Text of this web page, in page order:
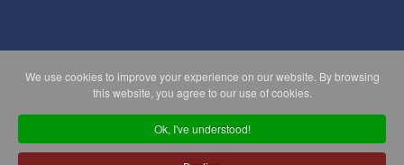
PRIVACY POLICY MAPA WEBA
Copyright © 2026 Koprivničko - križevačka županija. All Rights
We use cookies to improve your experience on our website. By browsing
this website, you agree to our use of cookies.
Ok, I've understood!